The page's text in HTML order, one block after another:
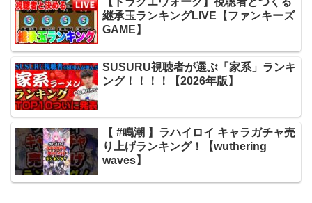
継承玉ランキングLIVE【ファンキーズ
GAME】
SUSURU視聴者が選ぶ「家系」ランキ
ング！！！！【2026年版】
【 #鳴潮 】ラハイロイ キャラガチャ売
り上げランキング！【wuthering
waves】